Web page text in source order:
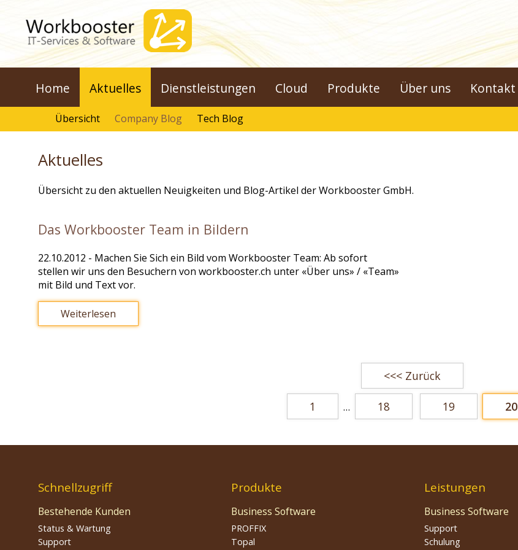
Home Aktuelles Dienstleistungen Cloud Produkte Über uns Kontakt
Übersicht Company Blog Tech Blog
Aktuelles
Übersicht zu den aktuellen Neuigkeiten und Blog-Artikel der Workbooster GmbH.
Das Workbooster Team in Bildern
22.10.2012 - Machen Sie Sich ein Bild vom Workbooster Team: Ab sofort
stellen wir uns den Besuchern von workbooster.ch unter «Über uns» / «Team»
mit Bild und Text vor.
Weiterlesen
<<< Zurück
1 … 18 19 20
Schnellzugriff
Bestehende Kunden
Status & Wartung
Support
Produkte
Business Software
PROFFIX
Topal
Leistungen
Business Software
Support
Schulung